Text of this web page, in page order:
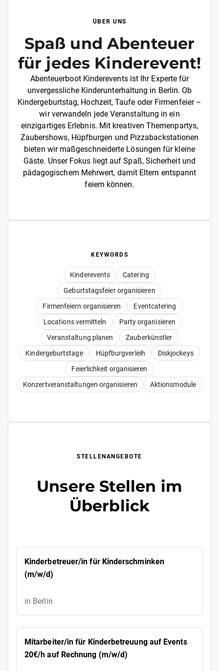
ÜBER UNS
Spaß und Abenteuer
für jedes Kinderevent!
Abenteuerboot Kinderevents ist Ihr Experte für
unvergessliche Kinderunterhaltung in Berlin. Ob
Kindergeburtstag, Hochzeit, Taufe oder Firmenfeier –
wir verwandeln jede Veranstaltung in ein
einzigartiges Erlebnis. Mit kreativen Themenpartys,
Zaubershows, Hüpfburgen und Pizzabackstationen
bieten wir maßgeschneiderte Lösungen für kleine
Gäste. Unser Fokus liegt auf Spaß, Sicherheit und
pädagogischem Mehrwert, damit Eltern entspannt
feiern können.
KEYWORDS
Kinderevents
Catering
Geburtstagsfeier organisieren
Firmenfeiern organisieren
Eventcatering
Locations vermitteln
Party organisieren
Veranstaltung planen
Zauberkünstler
Kindergeburtstage
Hüpfburgverleih
Diskjockeys
Feierlichkeit organisieren
Konzertveranstaltungen organisieren
Aktionsmodule
STELLENANGEBOTE
Unsere Stellen im
Überblick
Kinderbetreuer/in für Kinderschminken
(m/w/d)
in Berlin
Mitarbeiter/in für Kinderbetreuung auf Events
20€/h auf Rechnung (m/w/d)